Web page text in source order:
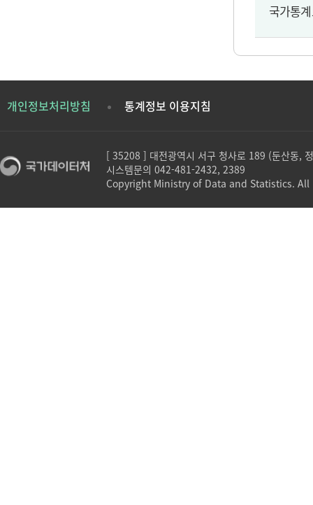
국가통
개인정보처리방침 통계정보 이용지침
[ 35208 ] 대전광역시 서구 청사로 189 (둔산동,
시스템문의 042-481-2432, 2389
Copyright Ministry of Data and Statistics.